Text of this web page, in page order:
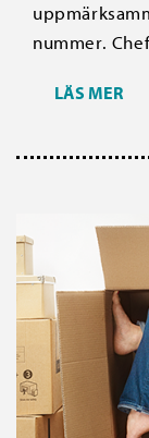
nummer.
LÄS MER